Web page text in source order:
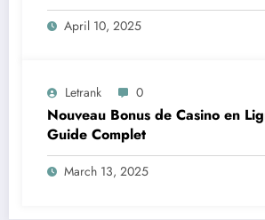
April 10, 2025
Letrank 0
Nouveau Bonus de Casino en
Guide Complet
March 13, 2025